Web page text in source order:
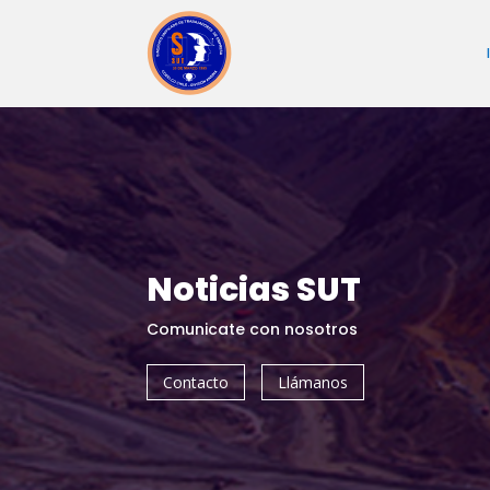
Noticias SUT
Comunicate con nosotros
Contacto Llámanos